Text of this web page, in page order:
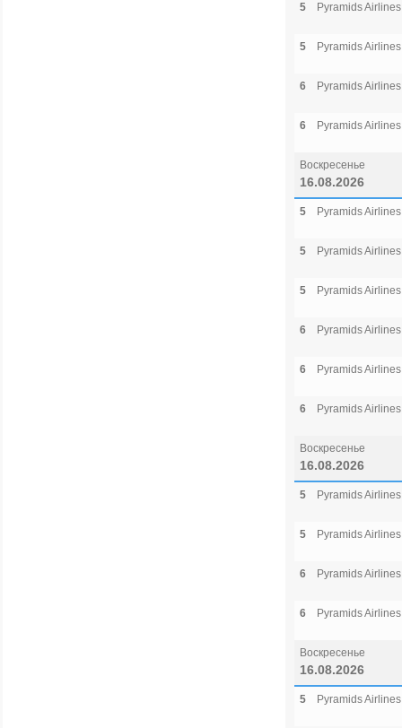
5 Pyramids Airlines
5 Pyramids Airlines
6 Pyramids Airlines
6 Pyramids Airlines
Воскресенье
16.08.2026
5 Pyramids Airlines
5 Pyramids Airlines
5 Pyramids Airlines
6 Pyramids Airlines
6 Pyramids Airlines
6 Pyramids Airlines
Воскресенье
16.08.2026
5 Pyramids Airlines
5 Pyramids Airlines
6 Pyramids Airlines
6 Pyramids Airlines
Воскресенье
16.08.2026
5 Pyramids Airlines